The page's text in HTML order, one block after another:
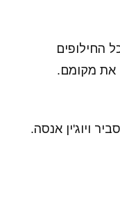
החילופים
את מקומם.